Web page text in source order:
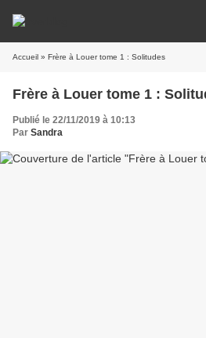
Accueil » Frère à Louer tome 1 : Solitudes
Frère à Louer tome 1 :
Publié le 22/11/2019 à 10:13
Par Sandra